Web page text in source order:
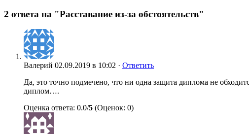
2 ответа на "Расставание из-за обстоятельств"
Валерий 02.09.2019 в 10:02 · Ответить
Да, это точно подмечено, что ни одна защита диплома не
диплом….
Оценка ответа: 0.0/5 (Оценок: 0)